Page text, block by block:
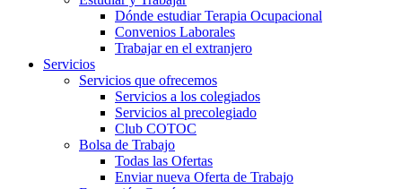
Dónde estudiar Terapia Ocupacional
Convenios Laborales
Trabajar en el extranjero
Servicios
Servicios que ofrecemos
Servicios a los colegiados
Servicios al precolegiado
Club COTOC
Bolsa de Trabajo
Todas las Ofertas
Enviar nueva Oferta de Trabajo